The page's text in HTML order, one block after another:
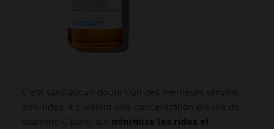
C'est sans aucun doute l'un des meilleurs sérums
anti-rides. Il contient une concentration élevée de
vitamine C pure, qui minimise les rides et